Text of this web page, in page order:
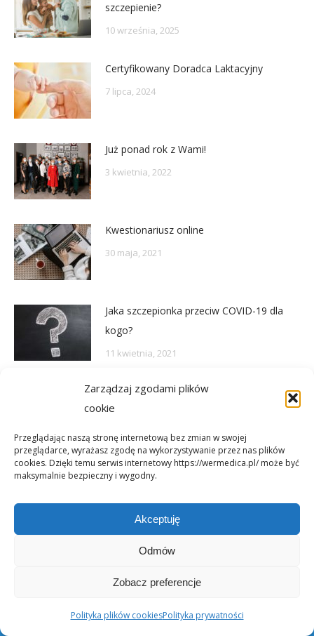
Zarządzaj zgodami plików
cookie
Przeglądając naszą stronę internetową bez zmian w swojej
przeglądarce, wyrażasz zgodę na wykorzystywanie przez nas plików
cookies. Dzięki temu serwis internetowy https://wermedica.pl/ może być
maksymalnie bezpieczny i wygodny.
Akceptuję
Odmów
Zobacz preferencje
Polityka plików cookiesPolityka prywatności
szczepienie?
10 września, 2025
Certyfikowany Doradca Laktacyjny
7 lipca, 2024
Już ponad rok z Wami!
3 kwietnia, 2022
Kwestionariusz online
30 maja, 2021
Jaka szczepionka przeciw COVID-19 dla
kogo?
11 kwietnia, 2021
Nowy kwestionariusz
11 kwietnia, 2021
WerMedica - Dolne Menu